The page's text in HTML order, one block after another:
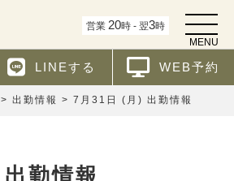
営業 20時 - 翌3時
t
o
g
l
MENU
LINEする WEB予約
> 出勤情報 > 7月31日 (月) 出勤情報
出勤情報